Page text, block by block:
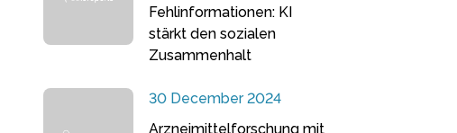
Fehlinformationen: KI
stärkt den sozialen
Zusammenhalt
30 December 2024
Arzneimittelforschung mit